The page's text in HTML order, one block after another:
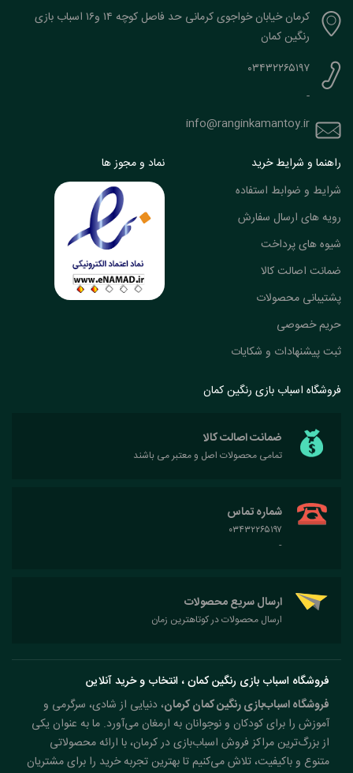
کرمان خیابان خواجوی کرمانی حد فاصل کوچه ۱۴ و۱۶ اسباب بازی
رنگین کمان
۰۳۴۳۲۲۶۵۱۹۷
-
info@ranginkamantoy.ir
راهنما و شرایط خرید
شرایط و ضوابط استفاده
رویه های ارسال سفارش
شیوه های پرداخت
ضمانت اصالت کالا
پشتیبانی محصولات
حریم خصوصی
ثبت پیشنهادات و شکایات
نماد و مجوز ها
فروشگاه اسباب بازی رنگین کمان
ضمانت اصالت کالا
تمامی محصولات اصل و معتبر می باشند
شماره تماس
۰۳۴۳۲۲۶۵۱۹۷
-
ارسال سریع محصولات
ارسال محصولات در کوتاهترین زمان
فروشگاه اسباب بازی رنگین کمان ، انتخاب و خرید آنلاین
فروشگاه اسباب‌بازی رنگین کمان کرمان، دنیایی از شادی، سرگرمی و
آموزش را برای کودکان و نوجوانان به ارمغان می‌آورد. ما به عنوان یکی
از بزرگ‌ترین مراکز فروش اسباب‌بازی در کرمان، با ارائه محصولاتی
متنوع و باکیفیت، تلاش می‌کنیم تا بهترین تجربه خرید را برای مشتریان